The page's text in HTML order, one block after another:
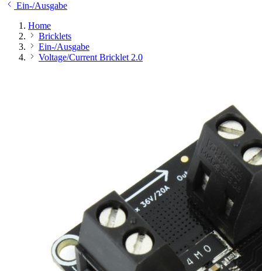
Ein-/Ausgabe
Home
Bricklets
Ein-/Ausgabe
Voltage/Current Bricklet 2.0